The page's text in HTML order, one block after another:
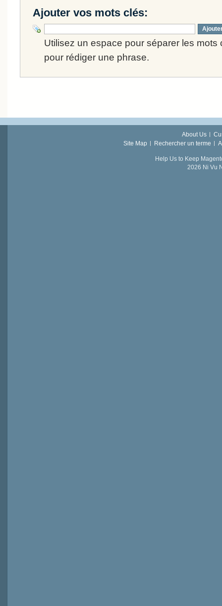
Ajouter vos mots clés:
Utilisez un espace pour séparer les mots
pour rédiger une phrase.
About Us
Site Map
Rechercher un terme
Help Us to Keep
2026 Ni Vu